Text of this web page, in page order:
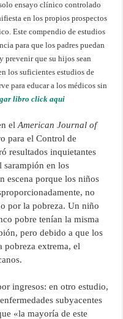
ensayo clínico controlado
en los propios prospectos
Este compendio de estudios
para que los padres puedan
prevenir que su hijos sean
los suficientes estudios de
para educar a los médicos sin
libro click aqui
elAmerican Journal of
para el Control de
resultados inquietantes
sarampión en los
escena porque los niños
no
por la pobreza. Un niño
pobre tenían la misma
pero debido a que los
pobreza extrema, el
ingresos: en otro estudio,
subyacentes
«la mayoría de este